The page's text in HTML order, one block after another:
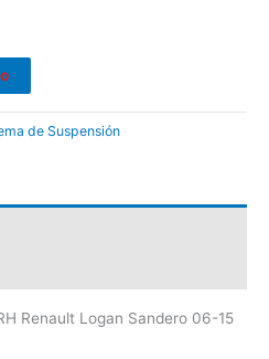
de Suspensión
Renault Logan Sandero 06-15